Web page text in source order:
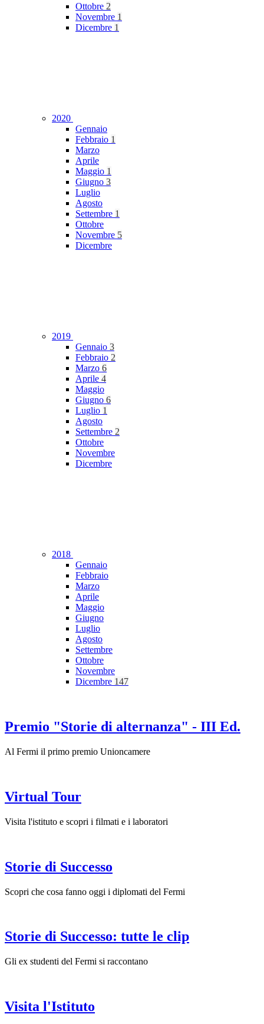
Ottobre 2
Novembre 1
Dicembre 1
2020
Gennaio
Febbraio 1
Marzo
Aprile
Maggio 1
Giugno 3
Luglio
Agosto
Settembre 1
Ottobre
Novembre 5
Dicembre
2019
Gennaio 3
Febbraio 2
Marzo 6
Aprile 4
Maggio
Giugno 6
Luglio 1
Agosto
Settembre 2
Ottobre
Novembre
Dicembre
2018
Gennaio
Febbraio
Marzo
Aprile
Maggio
Giugno
Luglio
Agosto
Settembre
Ottobre
Novembre
Dicembre 147
Premio "Storie di alternanza" - III Ed.
Al Fermi il primo premio Unioncamere
Virtual Tour
Visita l'istituto e scopri i filmati e i laboratori
Storie di Successo
Scopri che cosa fanno oggi i diplomati del Fermi
Storie di Successo: tutte le clip
Gli ex studenti del Fermi si raccontano
Visita l'Istituto